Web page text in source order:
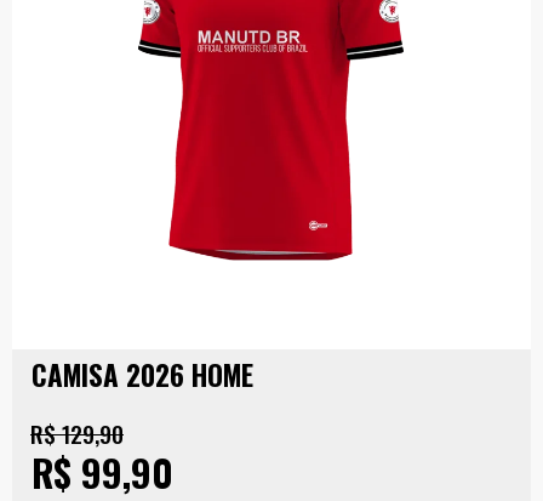
CAMISA 2026 HOME
R$ 129,90
R$ 99,90